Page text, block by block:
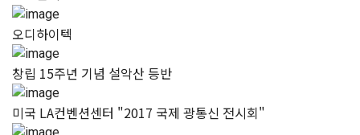
오디하이텍
창립 15주년 기념 설악산 등반
미국 LA컨벤션센터 "2017 국제 광통신 전시회"